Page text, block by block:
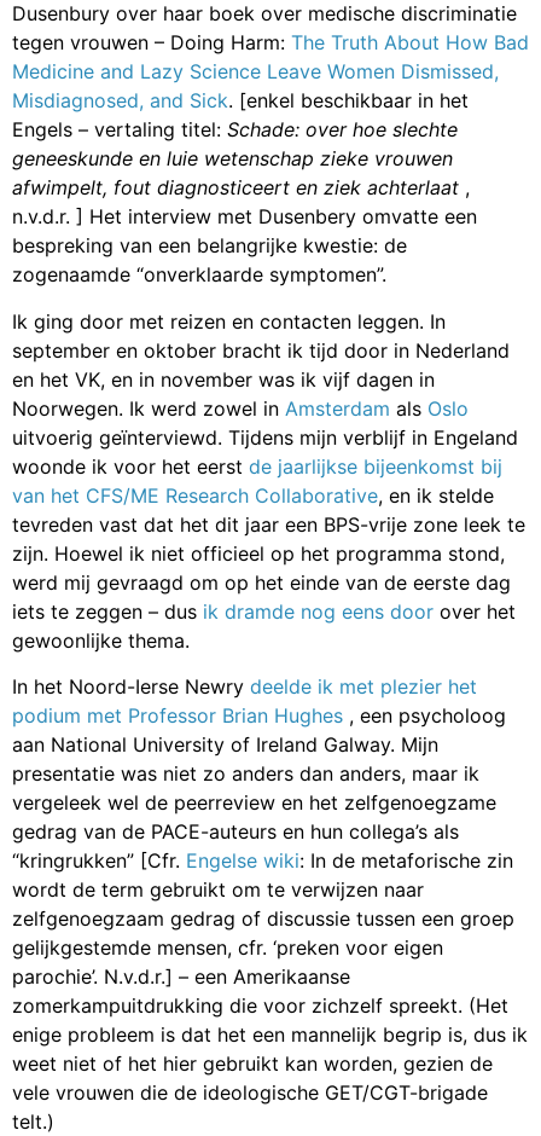
Dusenbury over haar boek over medische discriminatie
tegen vrouwen – Doing Harm: The Truth About How Bad
Medicine and Lazy Science Leave Women Dismissed,
Misdiagnosed, and Sick. [enkel beschikbaar in het
Engels – vertaling titel: Schade: over hoe slechte
geneeskunde en luie wetenschap zieke vrouwen
afwimpelt, fout diagnosticeert en ziek achterlaat ,
n.v.d.r. ] Het interview met Dusenbery omvatte een
bespreking van een belangrijke kwestie: de
zogenaamde “onverklaarde symptomen”.
Ik ging door met reizen en contacten leggen. In
september en oktober bracht ik tijd door in Nederland
en het VK, en in november was ik vijf dagen in
Noorwegen. Ik werd zowel in Amsterdam als Oslo
uitvoerig geïnterviewd. Tijdens mijn verblijf in Engeland
woonde ik voor het eerst de jaarlijkse bijeenkomst bij
van het CFS/ME Research Collaborative, en ik stelde
tevreden vast dat het dit jaar een BPS-vrije zone leek te
zijn. Hoewel ik niet officieel op het programma stond,
werd mij gevraagd om op het einde van de eerste dag
iets te zeggen – dus ik dramde nog eens door over het
gewoonlijke thema.
In het Noord-Ierse Newry deelde ik met plezier het
podium met Professor Brian Hughes , een psycholoog
aan National University of Ireland Galway. Mijn
presentatie was niet zo anders dan anders, maar ik
vergeleek wel de peerreview en het zelfgenoegzame
gedrag van de PACE-auteurs en hun collega’s als
“kringrukken” [Cfr. Engelse wiki: In de metaforische zin
wordt de term gebruikt om te verwijzen naar
zelfgenoegzaam gedrag of discussie tussen een groep
gelijkgestemde mensen, cfr. ‘preken voor eigen
parochie’. N.v.d.r.] – een Amerikaanse
zomerkampuitdrukking die voor zichzelf spreekt. (Het
enige probleem is dat het een mannelijk begrip is, dus ik
weet niet of het hier gebruikt kan worden, gezien de
vele vrouwen die de ideologische GET/CGT-brigade
telt.)